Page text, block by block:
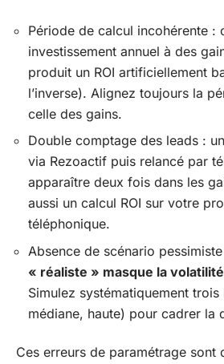
Période de calcul incohérente :
investissement annuel à des
produit un ROI artificiellement
l’inverse). Alignez toujours la
celle des gains.
Double comptage des leads :
via Rezoactif puis relancé par
apparaître deux fois dans les
aussi un calcul ROI sur votre
téléphonique.
Absence de scénario
« réaliste » masque la
Simulez systématiquement
médiane, haute) pour cadrer la
Ces erreurs de paramétrage sont